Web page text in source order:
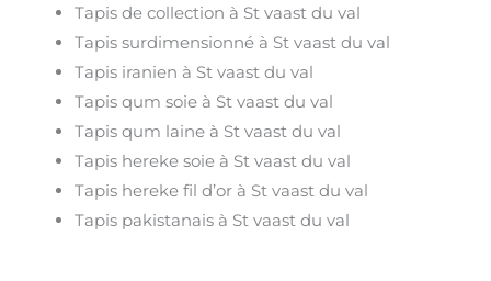
Tapis de collection à St vaast du val
Tapis surdimensionné à St vaast du val
Tapis iranien à St vaast du val
Tapis qum soie à St vaast du val
Tapis qum laine à St vaast du val
Tapis hereke soie à St vaast du val
Tapis hereke fil d’or à St vaast du val
Tapis pakistanais à St vaast du val